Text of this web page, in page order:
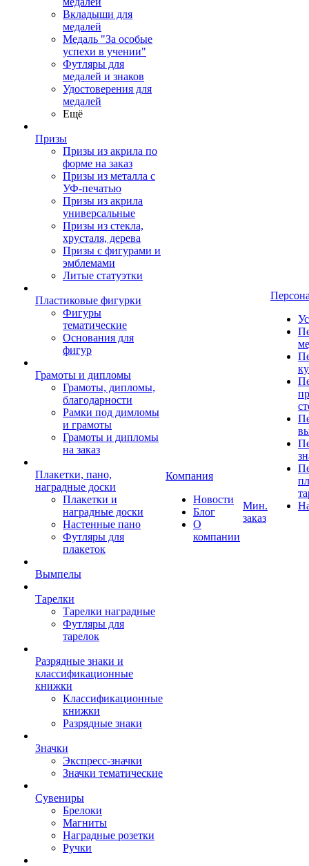
Вкладыши для
медалей
Медаль "За особые
успехи в учении"
Футляры для
медалей и знаков
Удостоверения для
медалей
Ещё
Призы
Призы из акрила по
форме на заказ
Призы из металла с
УФ-печатью
Призы из акрила
универсальные
Призы из стекла,
хрусталя, дерева
Призы с фигурами и
эмблемами
Литые статуэтки
Пластиковые фигурки
Фигуры
тематические
Основания для
фигур
Грамоты и дипломы
Грамоты, дипломы,
благодарности
Рамки под димломы
и грамоты
Грамоты и дипломы
на заказ
Плакетки, пано,
наградные доски
Плакетки и
наградные доски
Настенные пано
Футляры для
плакеток
Вымпелы
Тарелки
Тарелки наградные
Футляры для
тарелок
Разрядные знаки и
классификационные
книжки
Классификационные
книжки
Разрядные знаки
Значки
Экспресс-значки
Значки тематические
Сувениры
Брелоки
Магниты
Наградные розетки
Ручки
Компания
Новости
Блог
О
компании
Мин.
заказ